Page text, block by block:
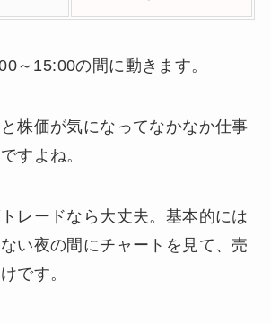
～15:00の間に動きます。
株価が気になってなかなか仕事
すよね。
レードなら大丈夫。基本的には
い夜の間にチャートを見て、売
です。